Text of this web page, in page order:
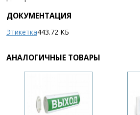
ДОКУМЕНТАЦИЯ
Этикетка443.72 КБ
АНАЛОГИЧНЫЕ ТОВАРЫ